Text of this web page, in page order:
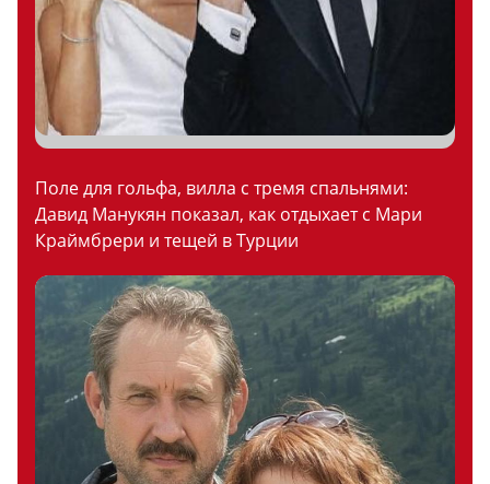
Поле для гольфа, вилла с тремя спальнями:
Давид Манукян показал, как отдыхает с Мари
Краймбрери и тещей в Турции